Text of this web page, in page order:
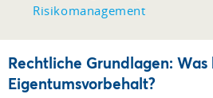
Risikomanagement
Rechtliche Grundlagen:
Eigentumsvorbehalt?